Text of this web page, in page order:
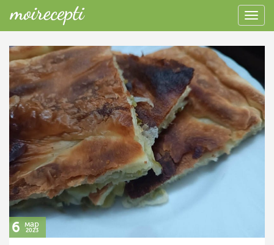
6 мар
2023